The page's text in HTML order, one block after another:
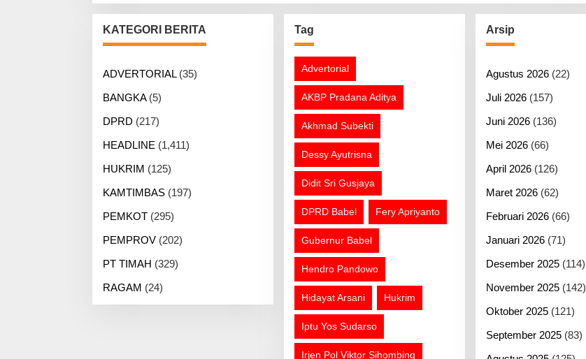
KATEGORI BERITA
ADVERTORIAL(35)
BANGKA(5)
DPRD (217)
HEADLINE (1,411)
HUKRIM (125)
KAMTIMBAS (197)
PEMKOT (295)
PEMPROV (202)
PT TIMAH (329)
RAGAM (24)
Tag
Advertorial
AKBP Pradana Aditya
Akhmad Subekti
Dessy Ayutrisna
Didit Sri Gusjaya
DPRD Babel Fery Apriyanto
Gubernur Babel
Hendro Pandowo
Hidayat Arsani Hukrim
Iptu Yos Sudarso
Irjen Pol Viktor Sihombing
Arsip
Agustus 2026(22)
Juli 2026(157)
Juni 2026(136)
Mei 2026(66)
April 2026(126)
Maret 2026(62)
Februari 2026(66)
Januari 2026(71)
Desember 2025(114)
November 2025(142)
Oktober 2025(121)
September 2025(83)